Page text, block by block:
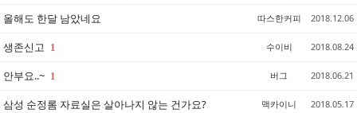
올해도 한달 남았네요 따스한커피 2018.12.06
생존신고 1 수이비 2018.08.24
안부요..~ 1 버그 2018.06.21
삼성 순정롬 자료실은 살아나지 않는 건가요? 맥카이니 2018.05.17